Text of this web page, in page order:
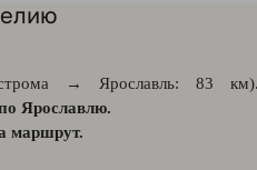
→ Ярославль: 83
Ярославлю.
маршрут.